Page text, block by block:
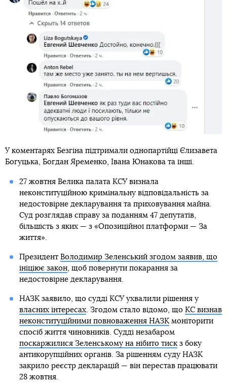
У коментарях Безгіна підтримали однопартійці Єлизавета
Богуцька, Богдан Яременко, Івана Юнакова та інші.
27 жовтня Велика палата КСУ визнала
неконституційною кримінальну відповідальність за
недостовірне декларування та приховування майна.
Суд розглядав справу за поданням 47 депутатів,
більшість з яких — з «Опозиційної платформи — За
життя».
Президент Володимир Зеленський згодом заявив, що
ініціює закон, щоб повернути покарання за
недостовірне декларування.
НАЗК заявило, що судді КСУ ухвалили рішення у
власних інтересах. Згодом стало відомо, що КС визнав
неконституційними повноваження НАЗКмоніторити
спосіб життя чиновників. Судді незабаром
поскаржилися Зеленському на нібито тискз боку
антикорупційних органів. За рішенням суду НАЗК
закрило реєстр декларацій — він перестав працювати
28 жовтня.